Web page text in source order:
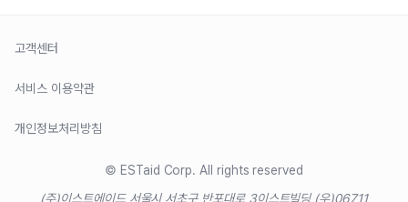
고객센터
서비스 이용약관
개인정보처리방침
© ESTaid Corp. All rights reserved
(주)이스트에이드 서울시 서초구 반포대로 3이스트빌딩 (우)06711